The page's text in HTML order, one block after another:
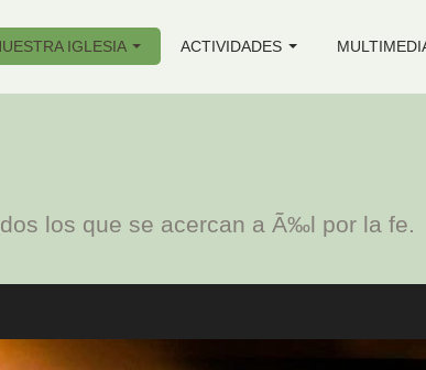
IGLESIA ACTIVIDADES
los que se acercan a Ã‰l por la fe.